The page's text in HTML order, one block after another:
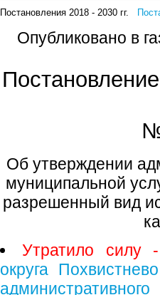
Постановления 2018 - 2030 гг.
Опубликовано в
Об утверждении
муниципальной
разрешенный вид
Утратило силу -
округа